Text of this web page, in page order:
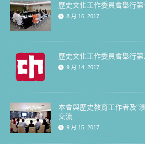
歷史文化工作委員會舉行
8 月 16, 2017
歷史文化工作委員會舉行
9 月 14, 2017
本會與歷史教育工作者及“
交流
9 月 15, 2017